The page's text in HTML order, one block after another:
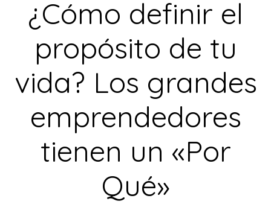
¿Cómo definir el
propósito de tu
vida? Los grandes
emprendedores
tienen un «Por
Qué»